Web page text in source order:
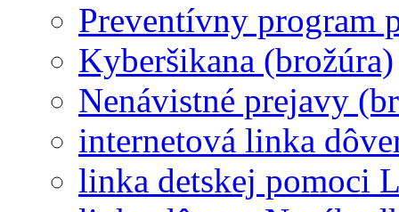
Preventívny program
Kyberšikana (brožúra)
Nenávistné prejavy
internetová linka
linka detskej pomoci